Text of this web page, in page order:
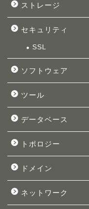
ストレージ
セキュリティ
SSL
ソフトウェア
ツール
データベース
トポロジー
ドメイン
ネットワーク